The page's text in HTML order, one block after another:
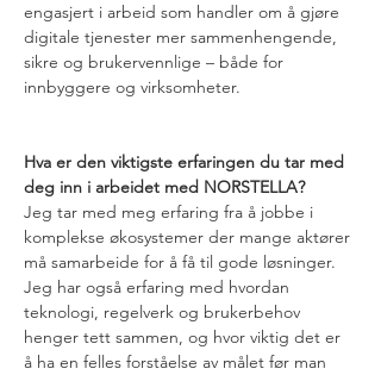
engasjert i arbeid som handler om å gjøre
digitale tjenester mer sammenhengende,
sikre og brukervennlige – både for
innbyggere og virksomheter.
Hva er den viktigste erfaringen du tar med
deg inn i arbeidet med NORSTELLA?
Jeg tar med meg erfaring fra å jobbe i
komplekse økosystemer der mange aktører
må samarbeide for å få til gode løsninger.
Jeg har også erfaring med hvordan
teknologi, regelverk og brukerbehov
henger tett sammen, og hvor viktig det er
å ha en felles forståelse av målet før man